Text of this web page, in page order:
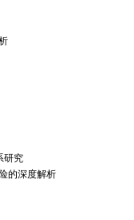
研究
的深度解析